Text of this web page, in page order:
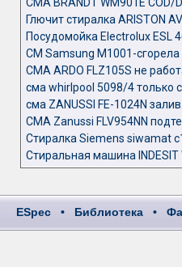
Глючит стиралка ARISTON
Посудомойка Electrolux ESL
СМ Samsung M1001-сгорела
СМА ARDO FLZ105S не
сма whirlpool 5098/4 только
сма ZANUSSI FE-1024N
СМА Zanussi FLV954NN
Стиралка Siemens siwamat
Стиральная машина INDESIT
ESpec • Библиотека •